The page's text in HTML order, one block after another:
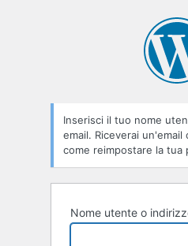
Inserisci il tuo nome
email. Riceverai
come reimpostare la tua
Nome utente o